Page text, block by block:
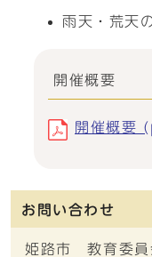
雨天・荒天
開催概要
開催概要
お問い合わせ
姫路市 教育委